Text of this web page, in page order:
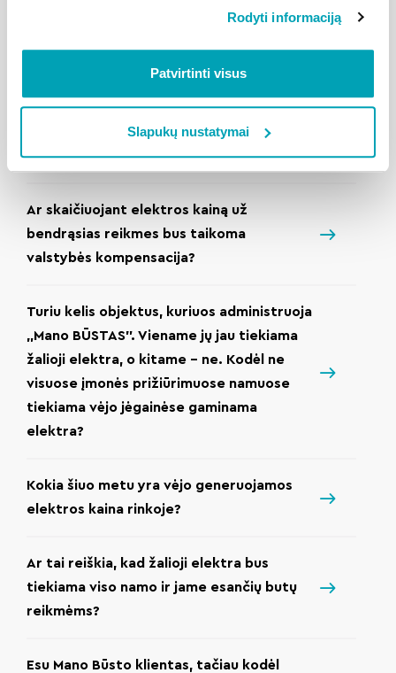
Rodyti informaciją
Patvirtinti visus
Slapukų nustatymai
tiekiama vėjo jėgainėse pagaminta
Kodėl bendrą elektrą tiekia Mano Būstas,
o ne elektros tiekėjas?
Ar skaičiuojant elektros kainą už
bendrąsias reikmes bus taikoma
valstybės kompensacija?
Turiu kelis objektus, kuriuos administruoja
„Mano BŪSTAS”. Viename jų jau tiekiama
žalioji elektra, o kitame – ne. Kodėl ne
visuose įmonės prižiūrimuose namuose
tiekiama vėjo jėgainėse gaminama
elektra?
Kokia šiuo metu yra vėjo generuojamos
elektros kaina rinkoje?
Ar tai reiškia, kad žalioji elektra bus
tiekiama viso namo ir jame esančių butų
reikmėms?
Esu Mano Būsto klientas, tačiau kodėl